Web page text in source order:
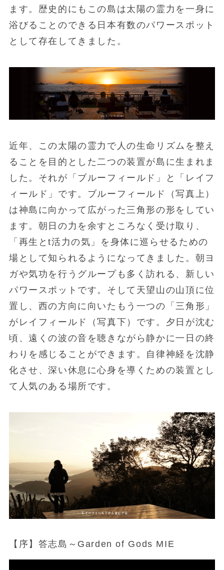
ます。歴史的にもこの島は太陽の霊力を一身に
浴びることのできる日本有数のパワースポット
として存在してきました。
近年、この太陽の霊力で人の生命リズムを整え
ることを目的とした二つの装置が島に生まれま
した。それが「ブルーフィールド」と「レイフ
ィールド」です。ブルーフィールド（写真上）
は神島に向かって広がった三角形の形をしてい
ます。朝日の力を余すところなく受け取り、
「再生とt活力の気」を身体に巡らせるための
場として知られるようになってきました。朝ヨ
ガや気功を行うグループも多く訪れる、新しい
パワースポットです。そして天望山の山頂に位
置し、西の方向に向いたもう一つの「三角形」
がレイフィールド（写真下）です。夕日が沈む
頃、遠くの波の音を聴きながら静かに一日の終
わりを感じることができます。自律神経を沈静
化させ、深い休息に心身を導くための装置とし
て人気のある場所です。
【序】答志島～Garden of Gods MIE